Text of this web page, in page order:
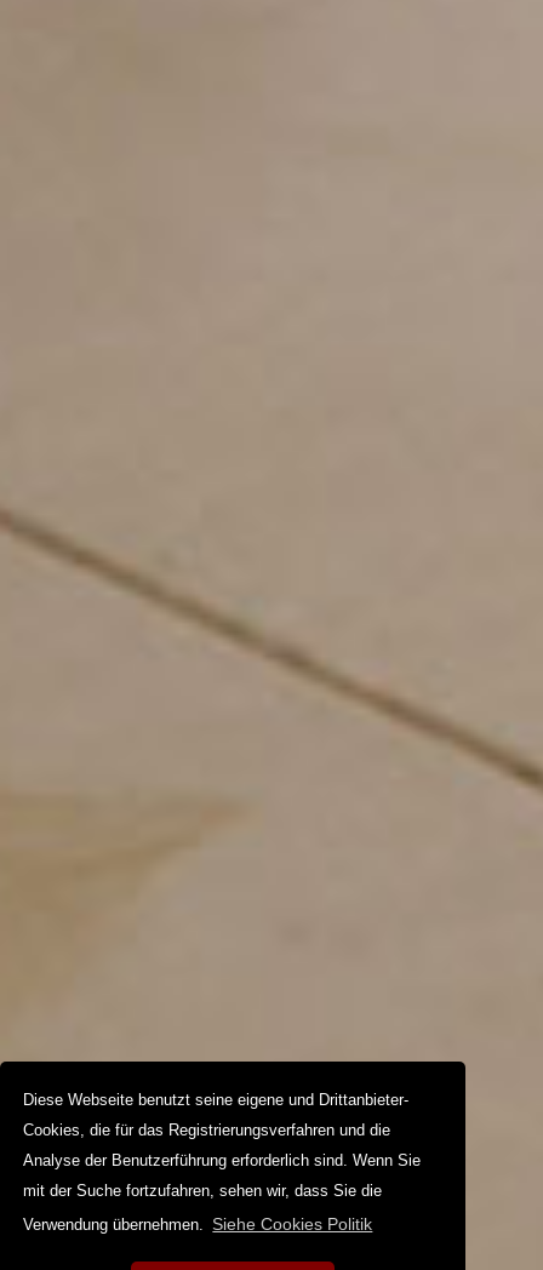
Diese Webseite benutzt seine eigene und Drittanbieter-
Cookies, die für das Registrierungsverfahren und die
Analyse der Benutzerführung erforderlich sind. Wenn Sie
mit der Suche fortzufahren, sehen wir, dass Sie die
Verwendung übernehmen. Siehe Cookies Politik